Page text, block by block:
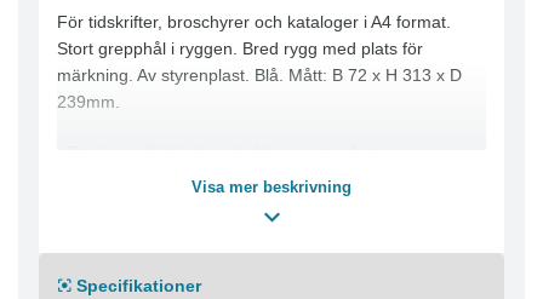
För tidskrifter, broschyrer och kataloger i A4 format.
Stort grepphål i ryggen. Bred rygg med plats för
märkning. Av styrenplast. Blå. Mått: B 72 x H 313 x D
239mm.
- Brett grepphål i ryggen
- 310 x 72 x 240 mm (hxbxd)
Visa mer beskrivning
Specifikationer